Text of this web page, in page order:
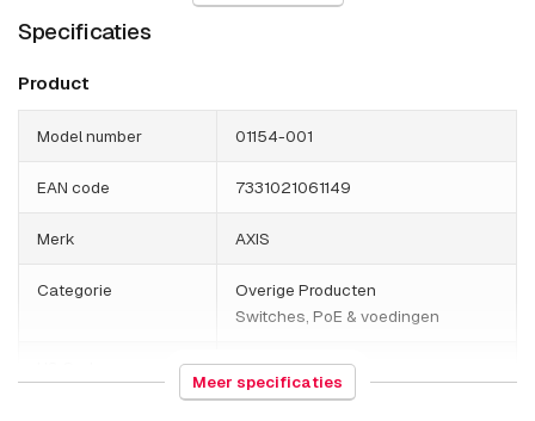
AXIS T93F20 Outdoor Housing Poe
AXIS T98A15-VE Surveillance Cabinet
Box
Specificaties
Product
Model number 01154-001
EAN code 7331021061149
Merk AXIS
Categorie
Overige Producten
Switches, PoE & voedingen
850440
Meer specificaties